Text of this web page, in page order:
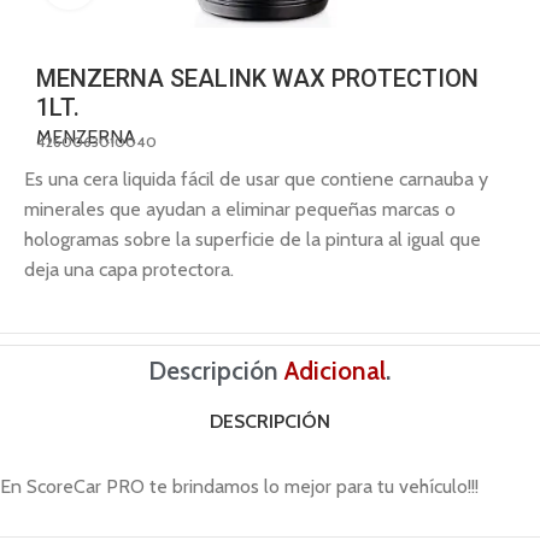
MENZERNA SEALINK WAX PROTECTION
1LT.
MENZERNA
4260063010040
Es una cera liquida fácil de usar que contiene carnauba y
minerales que ayudan a eliminar pequeñas marcas o
hologramas sobre la superficie de la pintura al igual que
deja una capa protectora.
DescripciónAdicional.
DESCRIPCIÓN
En ScoreCar PRO te brindamos lo mejor para tu vehículo!!!